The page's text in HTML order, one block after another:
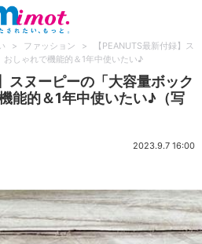
> ファッション >
【PEANUTS最新付録】ス
おしゃれで機能的＆1年中使いたい♪
スヌーピーの「大容量ボック
能的＆1年中使いたい♪（写
2023.9.7 16:00